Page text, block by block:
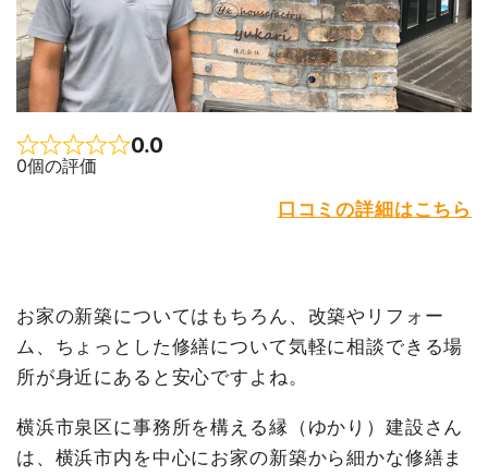
Rated 0.0 out of 5
0.0
0個の評価
口コミの詳細はこちら
お家の新築についてはもちろん、改築やリフォー
ム、ちょっとした修繕について気軽に相談できる場
所が身近にあると安心ですよね。
横浜市泉区に事務所を構える縁（ゆかり）建設さん
は、横浜市内を中心にお家の新築から細かな修繕ま